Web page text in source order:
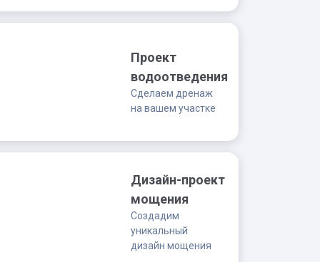
Проект
водоотведения
Сделаем дренаж
на вашем участке
Дизайн-проект
мощения
Создадим
уникальный
дизайн мощения